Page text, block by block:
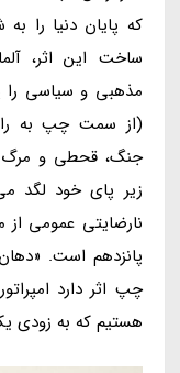
که پایان دنیا را
ساخت این اثر،
مذهبی و سیاسی
(از سمت چپ به
جنگ، قحطی و مرگ
زیر پای خود لگد
نارضایتی عمومی از
چپ اثر دارد
هستیم که به زودی